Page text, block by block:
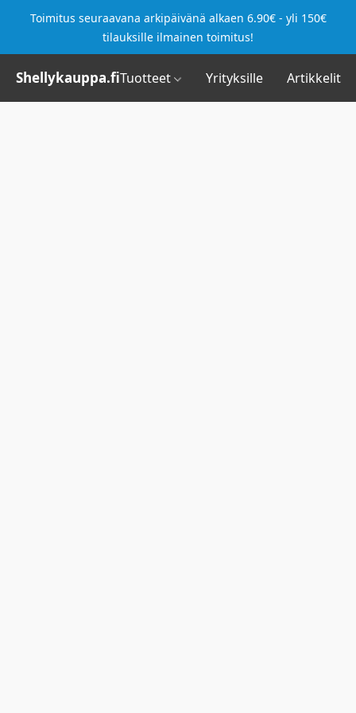
Toimitus seuraavana arkipäivänä alkaen 6.90€ - yli 150€
tilauksille ilmainen toimitus!
Shellykauppa.fiTuotteet Yrityksille Artikkelit